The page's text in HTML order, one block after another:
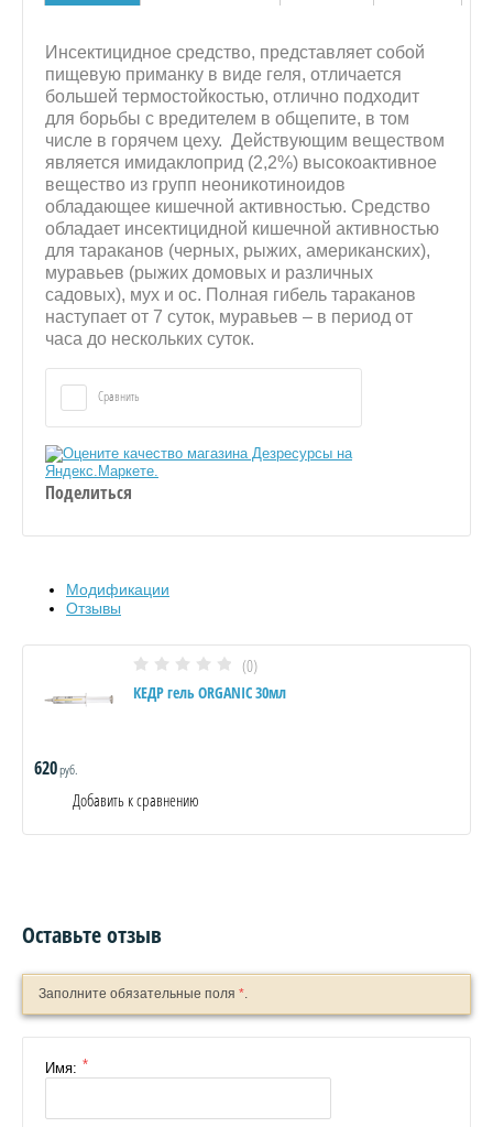
Инсектицидное средство, представляет собой
пищевую приманку в виде геля, отличается
большей термостойкостью, отлично подходит
для борьбы с вредителем в общепите, в том
числе в горячем цеху. Действующим веществом
является имидаклоприд (2,2%) высокоактивное
вещество из групп неоникотиноидов
обладающее кишечной активностью. Средство
обладает инсектицидной кишечной активностью
для тараканов (черных, рыжих, американских),
муравьев (рыжих домовых и различных
садовых), мух и ос. Полная гибель тараканов
наступает от 7 суток, муравьев – в период от
часа до нескольких суток.
Сравнить
Поделиться
Модификации
Отзывы
(0)
КЕДР гель ORGANIC 30мл
620руб.
Добавить к сравнению
Оставьте отзыв
Заполните обязательные поля *
Имя: *